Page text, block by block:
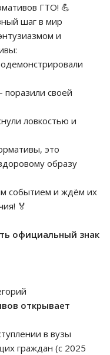
ГТО! 💪
шаг в мир
и
своей
ловкостью и
это
образу
событием и ждём их
🏅
официальный знак
открывает
в вузы
граждан (с 2025